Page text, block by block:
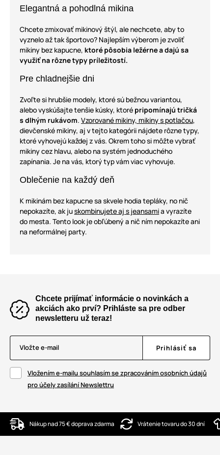
Elegantná a pohodlná mikina
Chcete zmixovať mikinový štýl, ale nechcete, aby to
vyznelo až tak športovo? Najlepším výberom je zvoliť
mikiny bez kapucne, ktoré pôsobia ležérne a dajú sa
využiť na rôzne typy príležitostí.
Pre chladnejšie dni
Zvoľte si hrubšie modely, ktoré sú bežnou variantou,
alebo vyskúšajte tenšie kúsky, ktoré pripomínajú tričká
s dlhým rukávom. Vzorované mikiny, mikiny s potlačou,
dievčenské mikiny, aj v tejto kategórii nájdete rôzne typy,
ktoré vyhovejú každej z vás. Okrem toho si môžte vybrať
mikiny cez hlavu, alebo na systém jednoduchého
zapínania. Je na vás, ktorý typ vám viac vyhovuje.
Oblečenie na každý deň
K mikinám bez kapucne sa skvele hodia tepláky, no nič
nepokazíte, ak juskombinujete aj s jeansamia vyrazíte
do mesta. Tento look je obľúbený a nič ním nepokazíte ani
na neformálnej party.
Chcete prijímať informácie o novinkách a
akciách ako prví? Prihláste sa pre odber
newsletteru už teraz!
Vložte e-mail Prihlásiť sa
Vložením e-mailu souhlasím se zpracováním osobních údajů
pro účely zasílání Newslettru
Nákup nad 75 € doprava zdarma Vrátenie tovaru do 30 dní